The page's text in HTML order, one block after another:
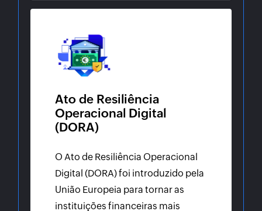
Ato de Resiliência
Operacional Digital
(DORA)
O Ato de Resiliência Operacional
Digital (DORA) foi introduzido pela
União Europeia para tornar as
instituições financeiras mais